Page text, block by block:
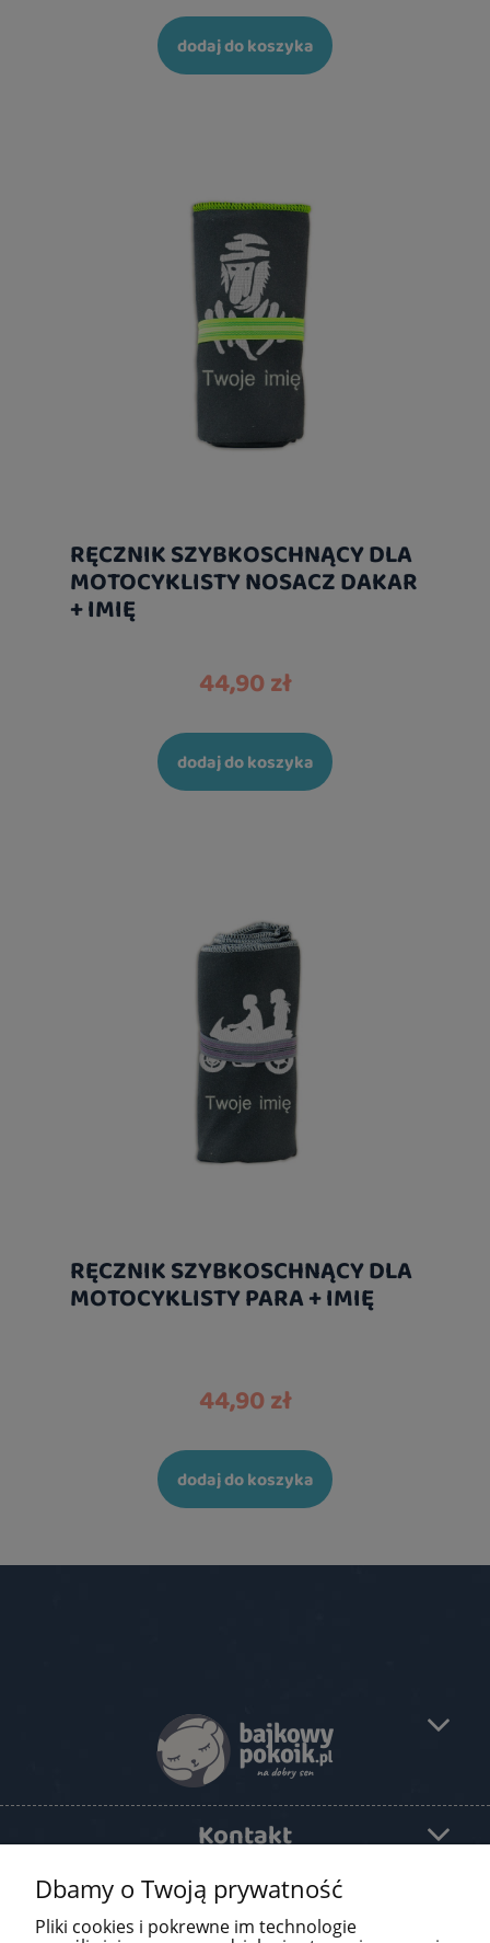
dodaj do koszyka
RĘCZNIK SZYBKOSCHNĄCY DLA
MOTOCYKLISTY NOSACZ DAKAR
+ IMIĘ
44,90 zł
dodaj do koszyka
RĘCZNIK SZYBKOSCHNĄCY DLA
MOTOCYKLISTY PARA + IMIĘ
44,90 zł
dodaj do koszyka
Kontakt
Pomoc
Dbamy o Twoją prywatność
Pliki cookies i pokrewne im technologie